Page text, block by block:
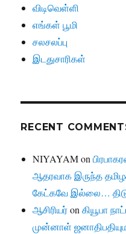
விடிவெள்ளி
எங்கள் பூமி
சலசலப்பு
இடதுசாரிகள்
RECENT
NIYAYAMon
ஆதரவாக இருந்த
கேட்கவே இல்லை…
ஆசிரியர்onகியூபா
முன்னாள்